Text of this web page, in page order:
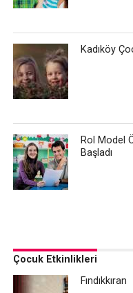
Kadıköy
Rol Model
Başladı
Çocuk Etkinlikleri
Fındıkkıran